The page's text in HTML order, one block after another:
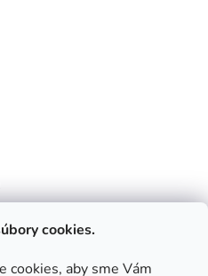
cookies.
cookies, aby sme Vám